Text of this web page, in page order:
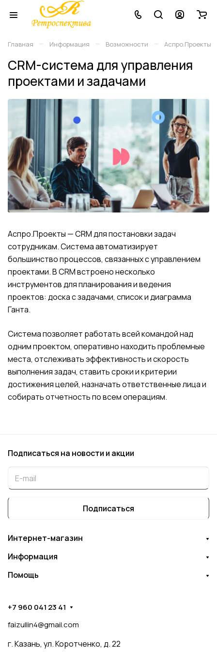
Главная – Информация – Возможности – Аспро.Проекты
CRM-система для управления
проектами и задачами
Аспро.Проекты —CRM для постановки задач
сотрудникам. Система автоматизирует
большинство процессов, связанных с управлением
проектами. В CRM встроено несколько
инструментов для планирования и ведения
проектов: доска с задачами, список и диаграмма
Ганта.
Система позволяет работать всей командой над
одним проектом, оперативно находить проблемные
места, отслеживать эффективность и скорость
выполнения задач, ставить сроки и критерии
достижения целей, назначать ответственные лица и
собирать отчетность по всем операциям.
Подписаться на новости и акции
Подписаться
Интернет-магазин
Информация
Помощь
+7 960 041 23 41
faizullin4@gmail.com
г. Казань, ул. Коротченко, д. 22